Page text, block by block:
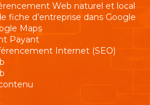
Web naturel et local
fiche d’entreprise dans Google
Maps
Payant
Internet (SEO)